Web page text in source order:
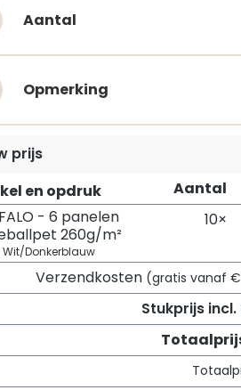
Aantal
Opmerking
prijs
en opdruk
Aantal
- 6 panelen
260g/m²
Wit/Donkerblauw
10×
Verzendkosten (gratis vanaf
Stukprijs